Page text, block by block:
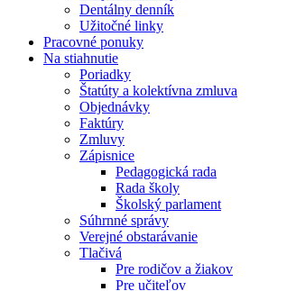
Dentálny denník
Užitočné linky
Pracovné ponuky
Na stiahnutie
Poriadky
Štatúty a kolektívna zmluva
Objednávky
Faktúry
Zmluvy
Zápisnice
Pedagogická rada
Rada školy
Školský parlament
Súhrnné správy
Verejné obstarávanie
Tlačivá
Pre rodičov a žiakov
Pre učiteľov